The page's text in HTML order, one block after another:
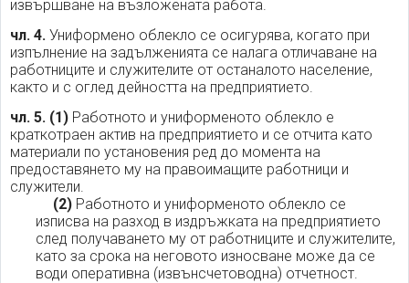
извършване на възложената работа.
чл. 4. Униформено облекло се осигурява, когато при
изпълнение на задълженията се налага отличаване на
работниците и служителите от останалото население,
както и с оглед дейността на предприятието.
чл. 5. (1) Работното и униформеното облекло е
краткотраен актив на предприятието и се отчита като
материали по установения ред до момента на
предоставянето му на правоимащите работници и
служители.
(2) Работното и униформеното облекло се
изписва на разход в издръжката на предприятието
след получаването му от работниците и служителите,
като за срока на неговото износване може да се
води оперативна (извънсчетоводна) отчетност.